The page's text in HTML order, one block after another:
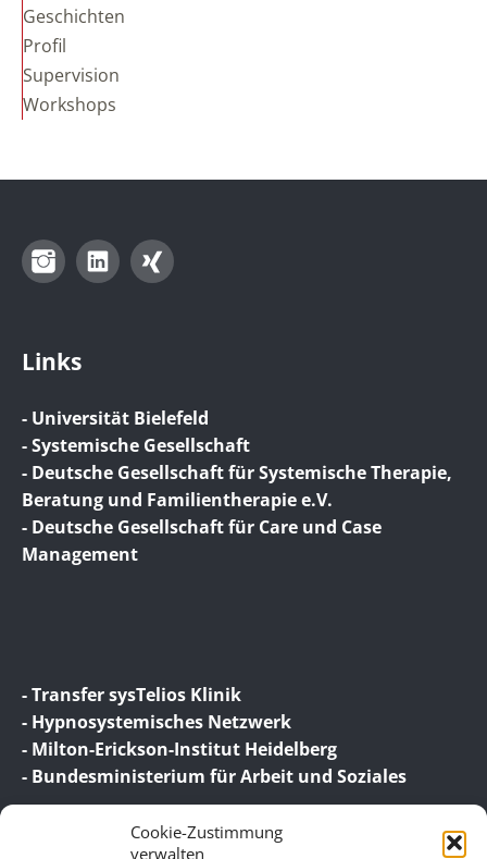
Cookie-Zustimmung
verwalten
Geschichten
Profil
Supervision
Workshops
InstagramLinkedIn
Links
- Universität Bielefeld
- Systemische Gesellschaft
- Deutsche Gesellschaft für Systemische Therapie,
Beratung und Familientherapie e.V.
- Deutsche Gesellschaft für Care und Case
Management
- Transfer sysTelios Klinik
- Hypnosystemisches Netzwerk
- Milton-Erickson-Institut Heidelberg
- Bundesministerium für Arbeit und Soziales